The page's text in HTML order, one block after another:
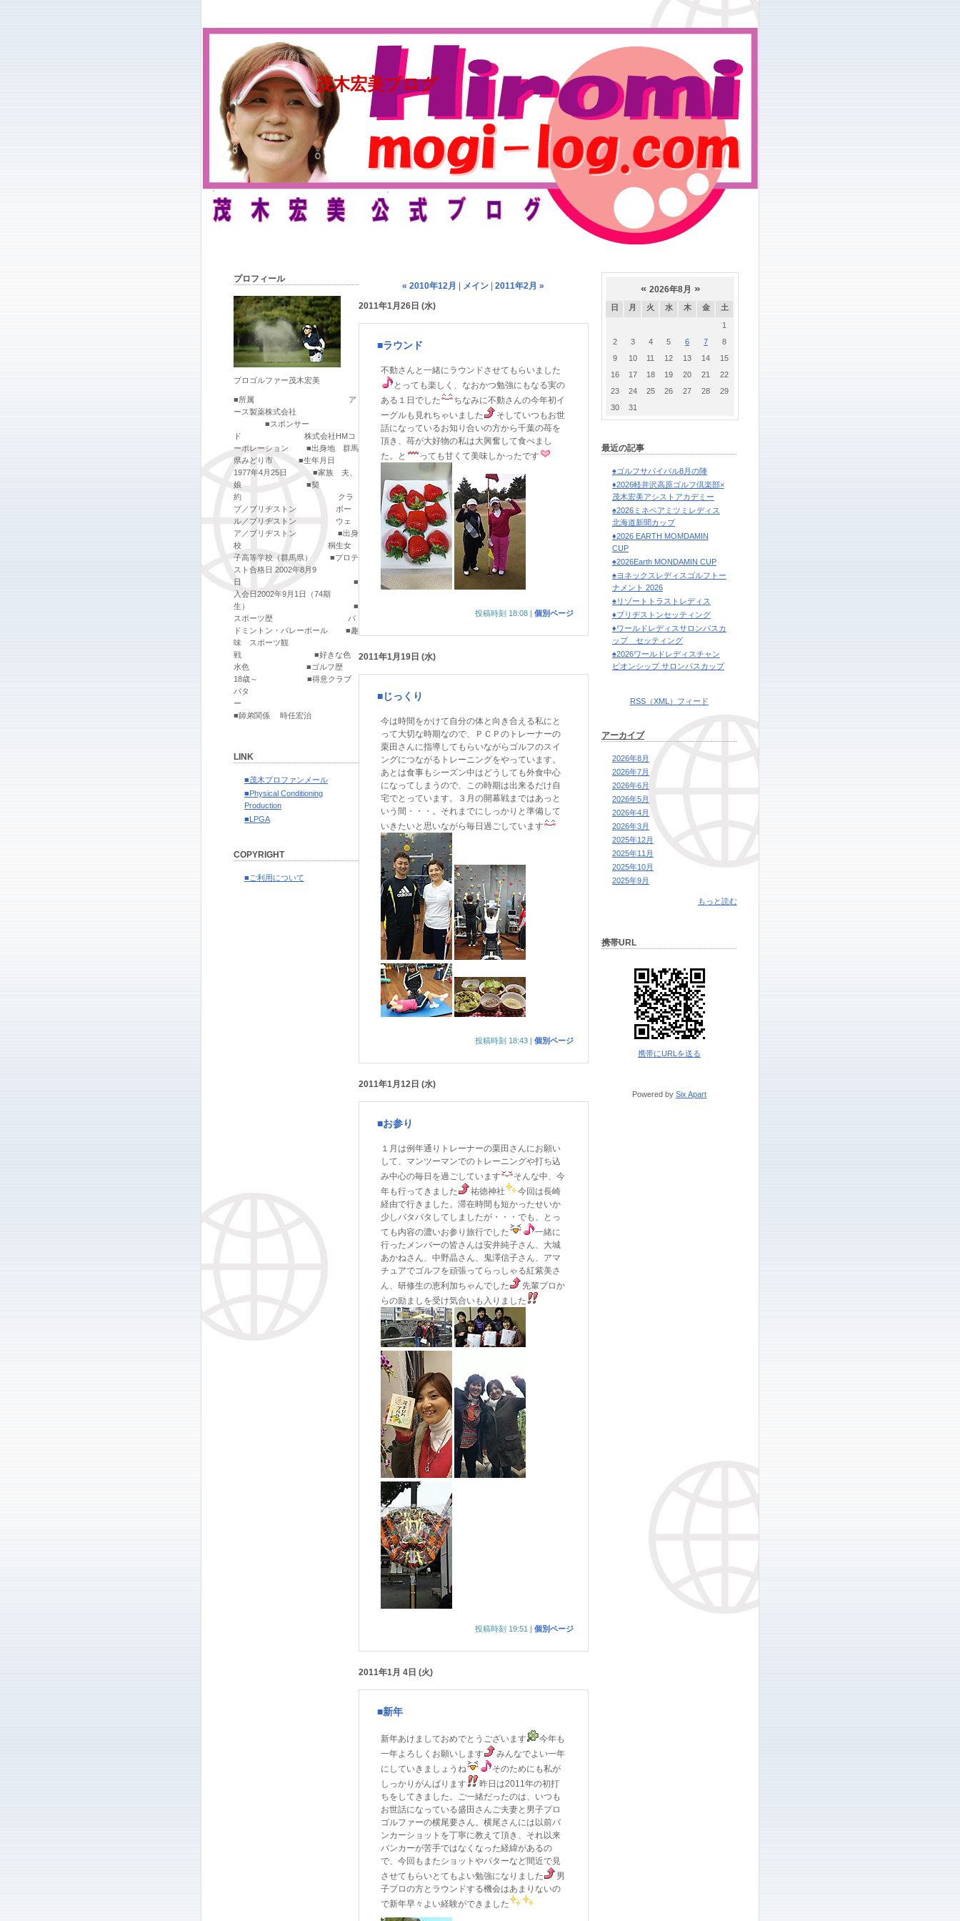
茂木宏美ブログ
プロフィール
プロゴルファー茂木宏美
■所属 ア
ース製薬株式会社
■スポンサー
ド 株式会社HMコ
ーポレーション ■出身地 群馬
県みどり市 ■生年月日
1977年4月25日 ■家族 夫、
娘 ■契
約 クラ
ブ／ブリヂストン ボー
ル／ブリヂストン ウェ
ア／ブリヂストン ■出身
校 桐生女
子高等学校（群馬県） ■プロテ
スト合格日 2002年8月9
日 ■
入会日2002年9月1日（74期
生） ■
スポーツ歴 バ
ドミントン・バレーボール ■趣
味 スポーツ観
戦 ■好きな色
水色 ■ゴルフ歴
18歳～ ■得意クラブ
パタ
ー
■師弟関係 時任宏治
LINK
■茂木プロファンメール
■Physical Conditioning
Production
■LPGA
COPYRIGHT
■ご利用について
« 2010年12月 メイン| 2011年2月 »
2011年1月26日 (水)
■ラウンド
不動さんと一緒にラウンドさせてもらいました
とっても楽しく、なおかつ勉強にもなる実の
ある１日でした
ちなみに不動さんの今年初イ
ーグルも見れちゃいました
そしていつもお世
話になっているお知り合いの方から千葉の苺を
頂き、苺が大好物の私は大興奮して食べまし
た。と
っても甘くて美味しかったです
投稿時刻 18:08 | 個別ページ
2011年1月19日 (水)
■じっくり
今は時間をかけて自分の体と向き合える私にと
って大切な時期なので、ＰＣＰのトレーナーの
栗田さんに指導してもらいながらゴルフのスイ
ングにつながるトレーニングをやっています。
あとは食事もシーズン中はどうしても外食中心
になってしまうので、この時期は出来るだけ自
宅でとっています。３月の開幕戦まではあっと
いう間・・・。それまでにしっかりと準備して
いきたいと思いながら毎日過ごしています
投稿時刻 18:43 | 個別ページ
2011年1月12日 (水)
■お参り
１月は例年通りトレーナーの栗田さんにお願い
して、マンツーマンでのトレーニングや打ち込
み中心の毎日を過ごしています
そんな中、今
年も行ってきました
祐徳神社
今回は長崎
経由で行きました。滞在時間も短かったせいか
少しバタバタしてしましたが・・・でも、とっ
ても内容の濃いお参り旅行でした
一緒に
行ったメンバーの皆さんは安井純子さん、大城
あかねさん、中野晶さん、鬼澤信子さん、アマ
チュアでゴルフを頑張ってらっしゃる紅紫美さ
ん、研修生の恵利加ちゃんでした
先輩プロか
らの励ましを受け気合いも入りました
投稿時刻 19:51 | 個別ページ
2011年1月 4日 (火)
■新年
新年あけましておめでとうございます
今年も
一年よろしくお願いします
みんなでよい一年
にしていきましょうね
そのためにも私が
しっかりがんばります
昨日は2011年の初打
ちをしてきました。ご一緒だったのは、いつも
お世話になっている盛田さんご夫妻と男子プロ
ゴルファーの横尾要さん。横尾さんには以前バ
ンカーショットを丁寧に教えて頂き、それ以来
バンカーが苦手ではなくなった経緯があるの
で、今回もまたショットやパターなど間近で見
させてもらいとてもよい勉強になりました
男
子プロの方とラウンドする機会はあまりないの
で新年早々よい経験ができました
« 2026年8月 »
日 月 火 水 木 金 土
1
2
3 4 5 6 7
8
9
10 11 12 13 14
15
16
17 18 19 20 21
22
23
24 25 26 27 28
29
30
31
最近の記事
♠ゴルフサバイバル8月の陣
♦2026軽井沢高原ゴルフ倶楽部×
茂木宏美アシストアカデミー
♠2026ミネベアミツミレディス
北海道新聞カップ
♦2026 EARTH MOMDAMIN
CUP
♠2026Earth MONDAMIN CUP
♠ヨネックスレディスゴルフトー
ナメント 2026
♠リゾートトラストレディス
♦ブリヂストンセッティング
♦ワールドレディスサロンパスカ
ップ セッティング
♠2026ワールドレディスチャン
ピオンシップ サロンパスカップ
RSS（XML）フィード
アーカイブ
2026年8月
2026年7月
2026年6月
2026年5月
2026年4月
2026年3月
2025年12月
2025年11月
2025年10月
2025年9月
もっと読む
携帯URL
携帯にURLを送る
Powered by Six Apart